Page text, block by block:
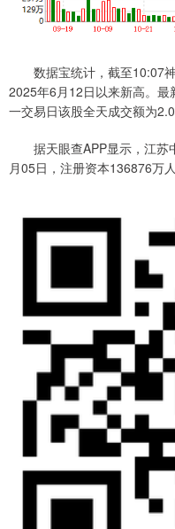
数据宝统计，截至10:07神
2025年6月12日以来新高。
一交易日该股全天成交额为
据天眼查APP显示，江苏
月05日，注册资本136876万